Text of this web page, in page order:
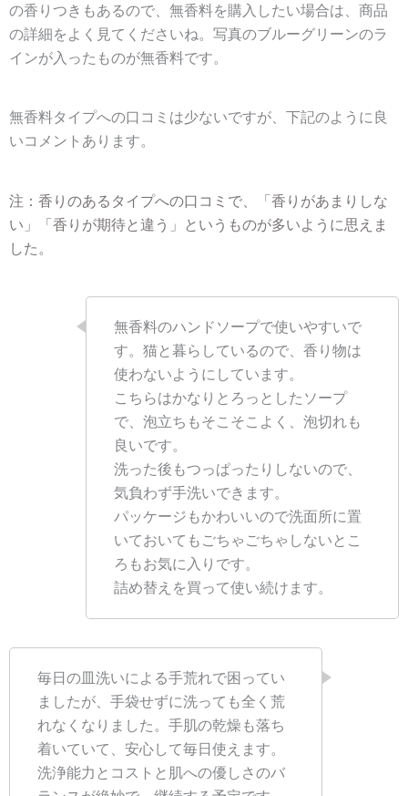
の香りつきもあるので、無香料を購入したい場合は、商品
の詳細をよく見てくださいね。写真のブルーグリーンのラ
インが入ったものが無香料です。
無香料タイプへの口コミは少ないですが、下記のように良
いコメントあります。
注：香りのあるタイプへの口コミで、「香りがあまりしな
い」「香りが期待と違う」というものが多いように思えま
した。
無香料のハンドソープで使いやすいで
す。猫と暮らしているので、香り物は
使わないようにしています。
こちらはかなりとろっとしたソープ
で、泡立ちもそこそこよく、泡切れも
良いです。
洗った後もつっぱったりしないので、
気負わず手洗いできます。
パッケージもかわいいので洗面所に置
いておいてもごちゃごちゃしないとこ
ろもお気に入りです。
詰め替えを買って使い続けます。
毎日の皿洗いによる手荒れで困ってい
ましたが、手袋せずに洗っても全く荒
れなくなりました。手肌の乾燥も落ち
着いていて、安心して毎日使えます。
洗浄能力とコストと肌への優しさのバ